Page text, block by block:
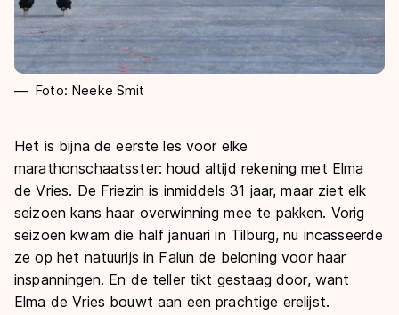
Foto: Neeke Smit
Het is bijna de eerste les voor elke
marathonschaatsster: houd altijd rekening met Elma
de Vries. De Friezin is inmiddels 31 jaar, maar ziet elk
seizoen kans haar overwinning mee te pakken. Vorig
seizoen kwam die half januari in Tilburg, nu incasseerde
ze op het natuurijs in Falun de beloning voor haar
inspanningen. En de teller tikt gestaag door, want
Elma de Vries bouwt aan een prachtige erelijst.